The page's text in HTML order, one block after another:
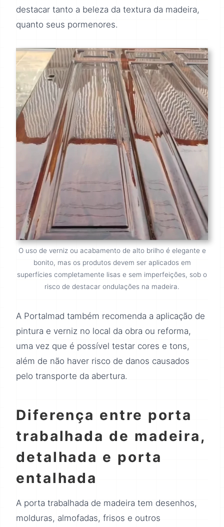
destacar tanto a beleza da textura da madeira,
quanto seus pormenores.
O uso de verniz ou acabamento de alto brilho é elegante e
bonito, mas os produtos devem ser aplicados em
superfícies completamente lisas e sem imperfeições, sob o
risco de destacar ondulações na madeira.
A Portalmad também recomenda a aplicação de
pintura e verniz no local da obra ou reforma,
uma vez que é possível testar cores e tons,
além de não haver risco de danos causados
pelo transporte da abertura.
Diferença entre porta
trabalhada de madeira,
detalhada e porta
entalhada
A porta trabalhada de madeira tem desenhos,
molduras, almofadas, frisos e outros